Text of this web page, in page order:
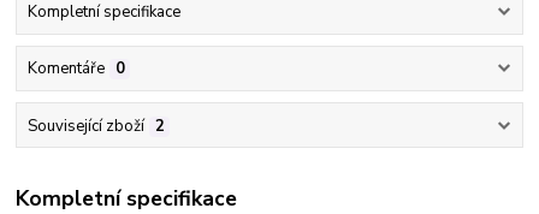
Kompletní specifikace
Komentáře 0
Související zboží 2
Kompletní specifikace